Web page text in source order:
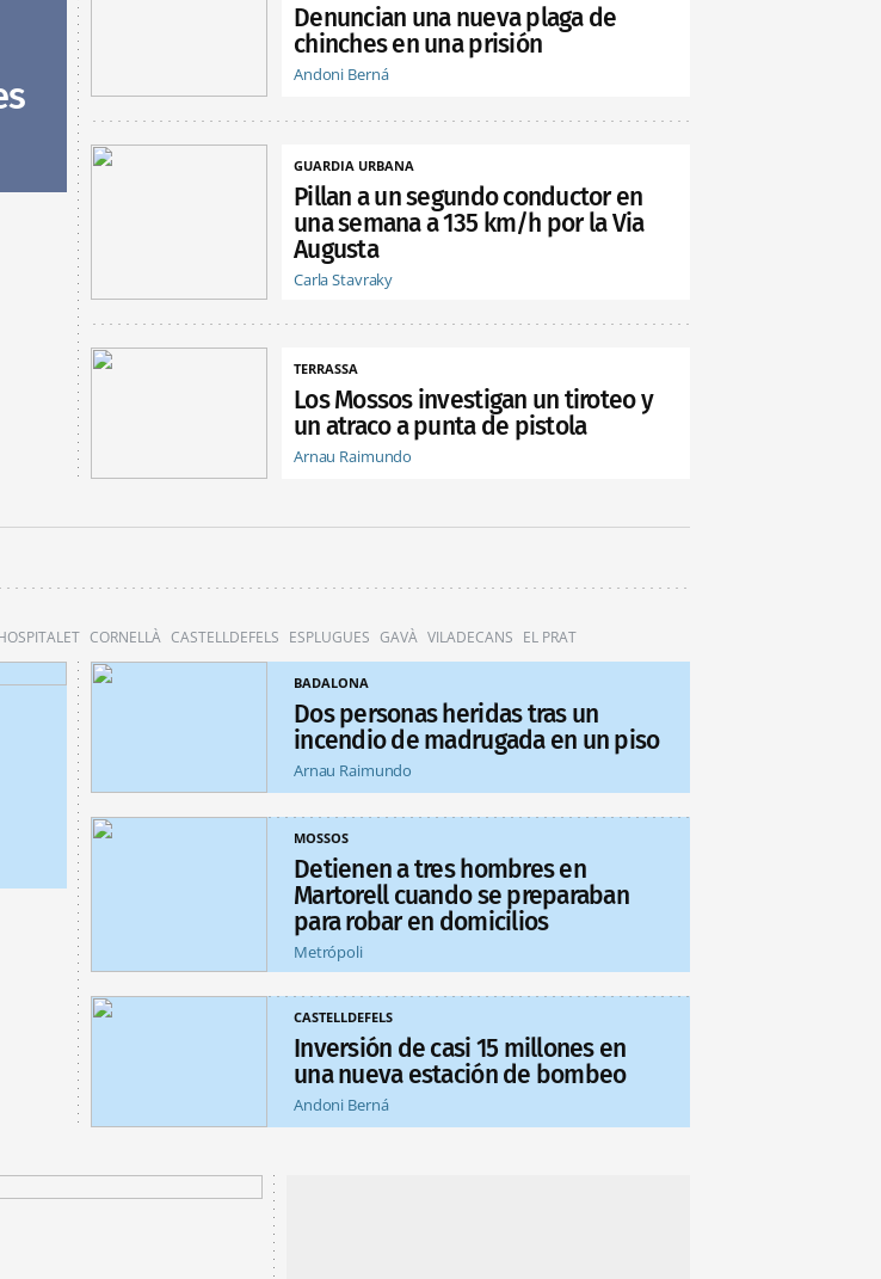
Denuncian una nueva plaga de
chinches en una prisión
Andoni Berná
GUARDIA URBANA
Pillan a un segundo conductor en
una semana a 135 km/h por la Via
Augusta
Carla Stavraky
TERRASSA
Los Mossos investigan un tiroteo y
un atraco a punta de pistola
Arnau Raimundo
CORNELLÀ CASTELLDEFELS ESPLUGUES GAVÀ VILADECANS EL PRAT
BADALONA
Dos personas heridas tras un
incendio de madrugada en un piso
Arnau Raimundo
MOSSOS
Detienen a tres hombres en
Martorell cuando se preparaban
para robar en domicilios
Metrópoli
CASTELLDEFELS
Inversión de casi 15 millones en
una nueva estación de bombeo
Andoni Berná